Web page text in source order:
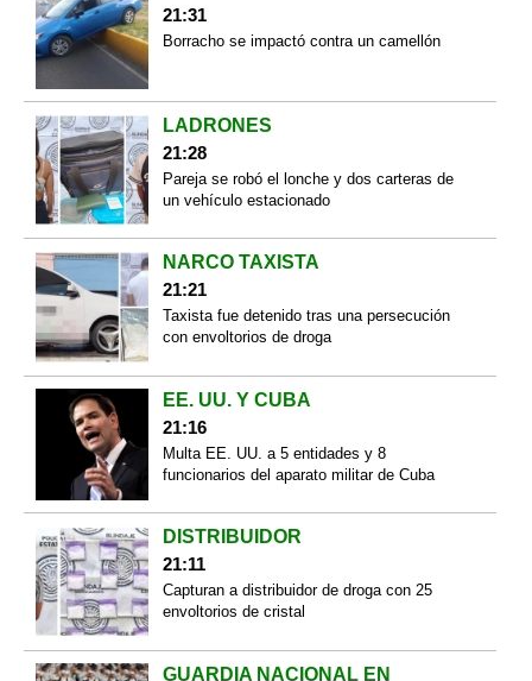
21:31
Borracho se impactó contra un camellón
LADRONES
21:28
Pareja se robó el lonche y dos carteras de
un vehículo estacionado
NARCO TAXISTA
21:21
Taxista fue detenido tras una persecución
con envoltorios de droga
EE. UU. Y CUBA
21:16
Multa EE. UU. a 5 entidades y 8
funcionarios del aparato militar de Cuba
DISTRIBUIDOR
21:11
Capturan a distribuidor de droga con 25
envoltorios de cristal
GUARDIA NACIONAL EN